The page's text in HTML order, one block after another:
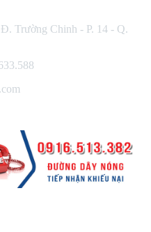
Trường Chinh - P. 14 - Q.